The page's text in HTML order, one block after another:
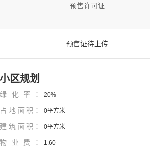
预售许可证
预售证待上传
小区规划
绿化率： 20%
占地面积： 0平方米
建筑面积： 0平方米
物业费： 1.60